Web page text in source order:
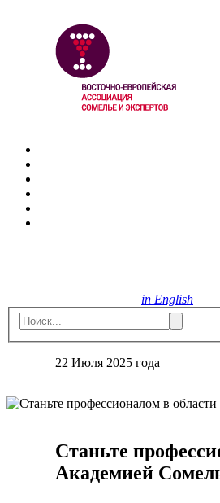
in English
22 Июля 2025 года
Станьте
Академией